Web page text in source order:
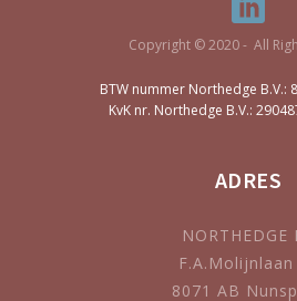
Copyright © 2020 - All
BTW nummer Northedge B.V.:
KvK nr. Northedge B.V.:
ADRES
NORTHEDGE
F.A.Molijnlaan
8071 AB